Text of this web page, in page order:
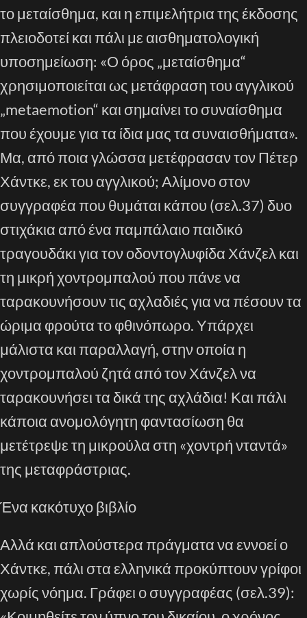
το μεταίσθημα, και η επιμελήτρια της έκδοσης
πλειοδοτεί και πάλι με αισθηματολογική
υποσημείωση: «Ο όρος „μεταίσθημα“
χρησιμοποιείται ως μετάφραση του αγγλικού
„metaemotion“ και σημαίνει το συναίσθημα
που έχουμε για τα ίδια μας τα συναισθήματα».
Μα, από ποια γλώσσα μετέφρασαν τον Πέτερ
Χάντκε, εκ του αγγλικού; Αλίμονο στον
συγγραφέα που θυμάται κάπου (σελ.37) δυο
στιχάκια από ένα παμπάλαιο παιδικό
τραγουδάκι για τον οδοντογλυφίδα Χάνζελ και
τη μικρή χοντρομπαλού που πάνε να
ταρακουνήσουν τις αχλαδιές για να πέσουν τα
ώριμα φρούτα το φθινόπωρο. Υπάρχει
μάλιστα και παραλλαγή, στην οποία η
χοντρομπαλού ζητά από τον Χάνζελ να
ταρακουνήσει τα δικά της αχλάδια! Και πάλι
κάποια ανομολόγητη φαντασίωση θα
μετέτρεψε τη μικρούλα στη «χοντρή νταντά»
της μεταφράστριας.
Ένα κακότυχο βιβλίο
Αλλά και απλούστερα πράγματα να εννοεί ο
Χάντκε, πάλι στα ελληνικά προκύπτουν γρίφοι
χωρίς νόημα. Γράφει ο συγγραφέας (σελ.39):